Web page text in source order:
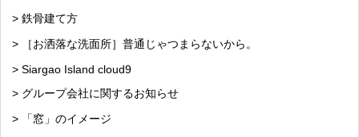
> 鉄骨建て方
> ［お洒落な洗面所］普通じゃつまらないから。
> Siargao Island cloud9
> グループ会社に関するお知らせ
> 「窓」のイメージ